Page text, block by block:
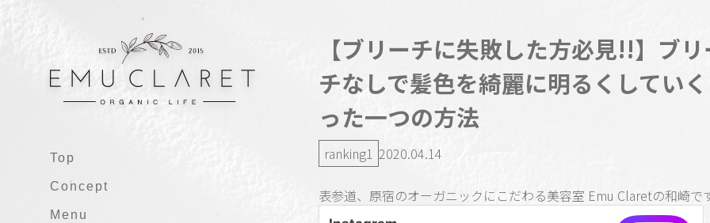
Top
Concept
Menu
【ブリーチに失敗した方必見!!】ブ
チなしで髪色を綺麗に明るくしてい
った一つの方法
ranking1 2020.04.14
表参道、原宿のオーガニックにこだわる美容室 Emu Claretの和崎で